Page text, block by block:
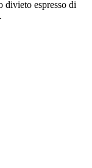
divieto espresso di